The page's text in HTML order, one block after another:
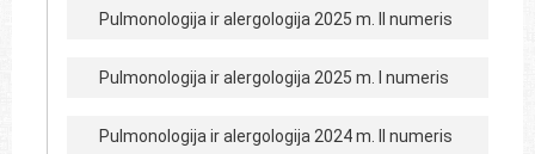
Pulmonologija ir alergologija 2025 m. II numeris
Pulmonologija ir alergologija 2025 m. I numeris
Pulmonologija ir alergologija 2024 m. II numeris